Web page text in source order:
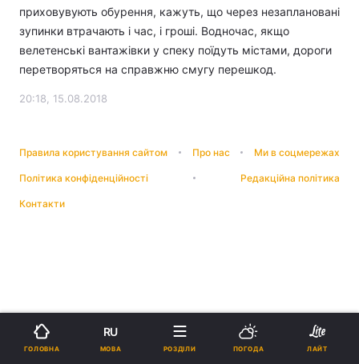
приховувують обурення, кажуть, що через незаплановані
зупинки втрачають і час, і гроші. Водночас, якщо
велетенські вантажівки у спеку поїдуть містами, дороги
перетворяться на справжню смугу перешкод.
20:18, 15.08.2018
Правила користування сайтом Про нас Ми в соцмережах
Політика конфіденційності Редакційна політика
Контакти
ГОЛОВНА
RU
МОВА РОЗДІЛИ ПОГОДА ЛАЙТ